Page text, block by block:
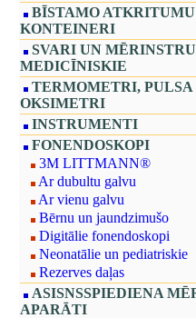
BĪSTAMO ATKRITUMU
KONTEINERI
SVARI UN
MEDICĪNISKIE
TERMOMETRI, PULSA
OKSIMETRI
INSTRUMENTI
FONENDOSKOPI
3M LITTMANN®
Ar dubultu galvu
Ar vienu galvu
Bērnu un jaundzimušo
Digitālie fonendoskopi
Neonatālie un pediatriskie
Rezerves daļas
ASISNSSPIEDIENA
APARĀTI